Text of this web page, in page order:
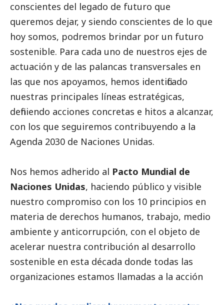
conscientes del legado de futuro que
queremos dejar, y siendo conscientes de lo que
hoy somos, podremos brindar por un futuro
sostenible. Para cada uno de nuestros ejes de
actuación y de las palancas transversales en
las que nos apoyamos, hemos identificado
nuestras principales líneas estratégicas,
definiendo acciones concretas e hitos a alcanzar,
con los que seguiremos contribuyendo a la
Agenda 2030 de Naciones Unidas.
Nos hemos adherido al Pacto Mundial de
Naciones Unidas, haciendo público y visible
nuestro compromiso con los 10 principios en
materia de derechos humanos, trabajo, medio
ambiente y anticorrupción, con el objeto de
acelerar nuestra contribución al desarrollo
sostenible en esta década donde todas las
organizaciones estamos llamadas a la acción